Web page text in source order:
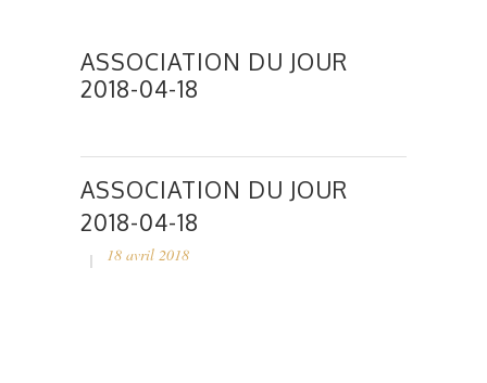
ASSOCIATION DU JOUR
2018-04-18
ASSOCIATION DU JOUR
2018-04-18
18 avril 2018